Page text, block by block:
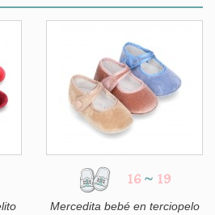
16 ~ 19
Mercedita bebé en terciopelo